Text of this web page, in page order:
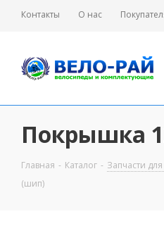
Контакты О нас
Покрышка
Главная - Каталог - Запчасти
(шип)